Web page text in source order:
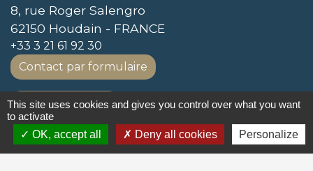
8, rue Roger Salengro
62150 Houdain - FRANCE
+33 3 21 61 92 30
Contact par formulaire
SE CONNECTER
LIENS UTILES
This site uses cookies and gives you control over what you want
to activate
OK, accept all
Deny all cookies Personalize